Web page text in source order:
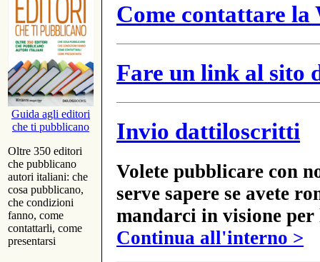
Guida agli editori
che ti pubblicano
Oltre 350 editori
che pubblicano
autori italiani: che
cosa pubblicano,
che condizioni
fanno, come
contattarli, come
presentarsi
Come contattare
Fare un link al sito
Invio dattiloscritti
Volete pubblicare con
serve sapere se avete
mandarci in visione
Continua all'interno >